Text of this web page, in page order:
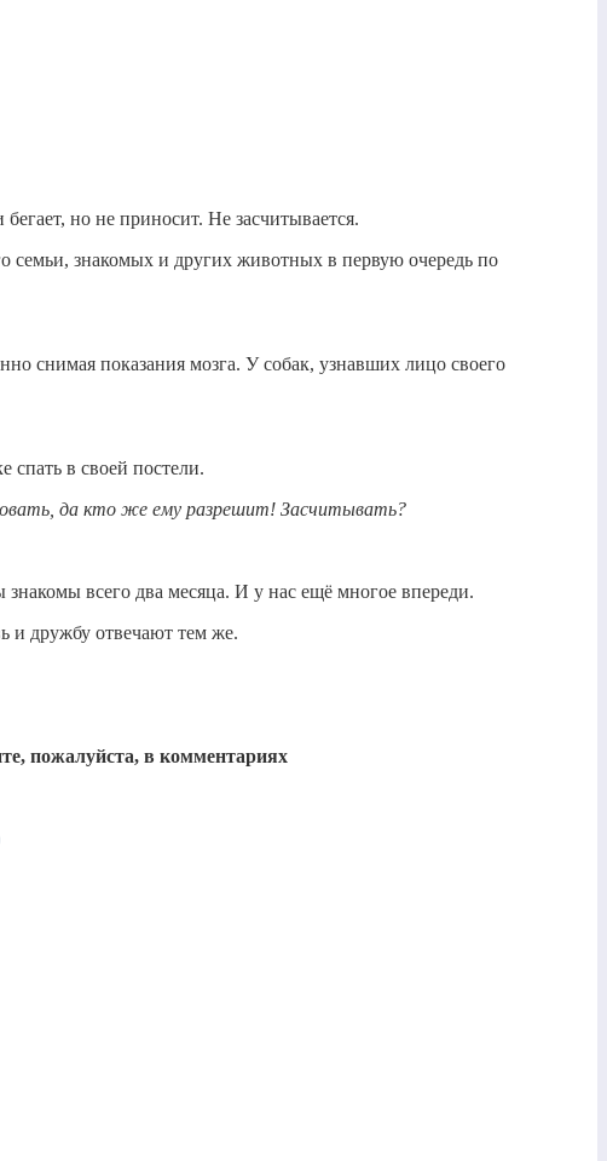
но не приносит. Не засчитывается.
семьи, знакомых и других животных в первую очередь по
снимая показания мозга. У собак, узнавших лицо своего
спать в своей постели.
да кто же ему разрешит! Засчитывать?
всего два месяца. И у нас ещё многое впереди.
и дружбу отвечают тем же.
пожалуйста, в комментариях